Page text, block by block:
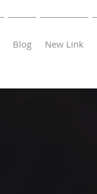
Blog New Link